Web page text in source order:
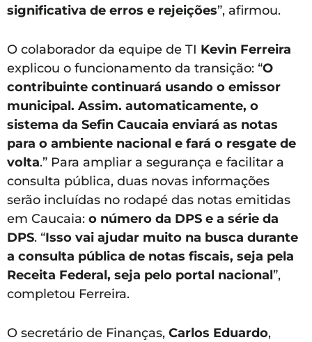
significativa de erros e rejeições”, afirmou.
O colaborador da equipe de TI Kevin Ferreira
explicou o funcionamento da transição: “O
contribuinte continuará usando o emissor
municipal. Assim. automaticamente, o
sistema da Sefin Caucaia enviará as notas
para o ambiente nacional e fará o resgate de
volta.” Para ampliar a segurança e facilitar a
consulta pública, duas novas informações
serão incluídas no rodapé das notas emitidas
em Caucaia: o número da DPS e a série da
DPS. “Isso vai ajudar muito na busca durante
a consulta pública de notas fiscais, seja pela
Receita Federal, seja pelo portal nacional”,
completou Ferreira.
O secretário de Finanças, Carlos Eduardo,